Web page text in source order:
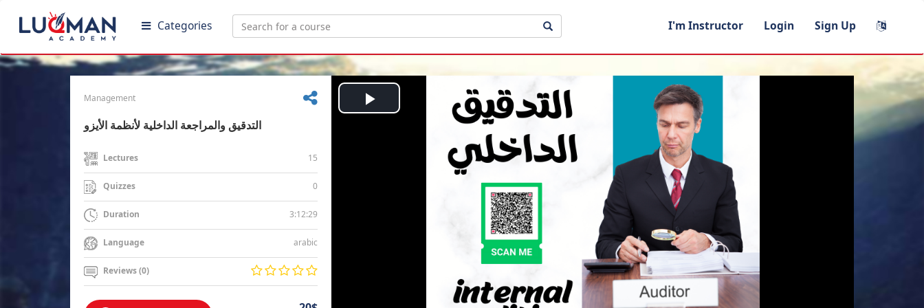
Categories I'm Instructor Login Sign Up
Management
التدقيق والمراجعة الداخلية لأنظمة الأيزو
Lectures 15
Quizzes 0
Duration 3:12:29
Language arabic
Reviews (0)
Play